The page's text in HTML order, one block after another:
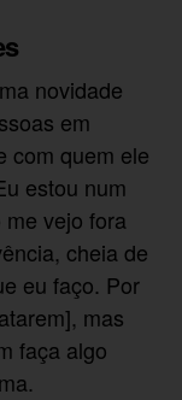
novidade
em
com quem ele
estou num
vejo fora
cheia de
eu faço. Por
mas
faça algo